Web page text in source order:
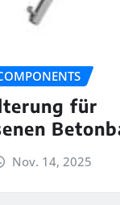
für
Nov. 14, 2025